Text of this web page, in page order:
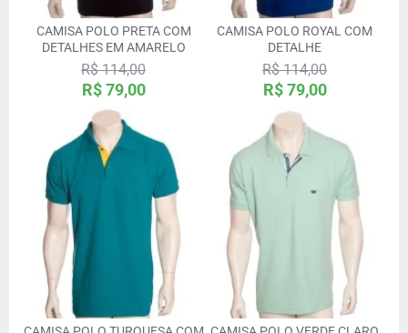
CAMISA POLO PRETA COM
DETALHES EM AMARELO
R$ 79,00
R$ 114,00
CAMISA POLO ROYAL COM
DETALHE
R$ 79,00
R$ 114,00